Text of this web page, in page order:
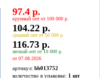
97.4 р.
крупный опт от 100 000 р.
104.22 р.
средний опт от 50 000 р.
116.73 р.
мелкий опт от 10 000 р.
от 07.08.2026
артикул: bb013752
количество в упаковке: 1 шт